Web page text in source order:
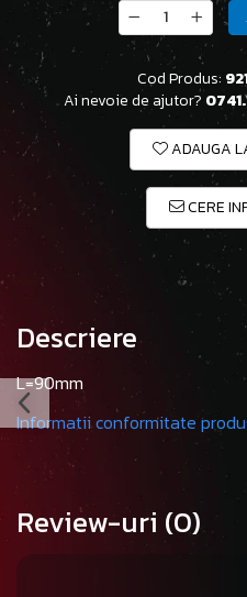
Cod Produs:
Ai nevoie de ajutor?
ADAUGA
CERE
Descriere
L=90mm
Informatii conformitate
Review-uri (0)